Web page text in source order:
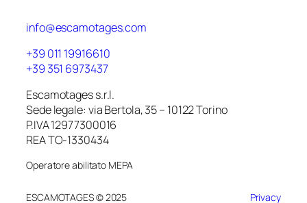
info@escamotages.com
+39 011 19916610
+39 351 6973437
Escamotages s.r.l.
Sede legale: via Bertola, 35 – 10122 Torino
P.IVA 12977300016
REA TO-1330434
Operatore abilitato MEPA
ESCAMOTAGES © 2025 Privacy